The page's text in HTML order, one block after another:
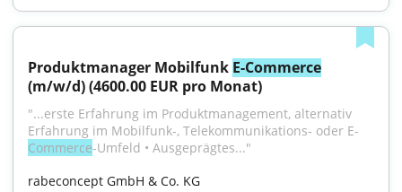
Produktmanager Mobilfunk E-Commerce
(m/w/d) (4600.00 EUR pro Monat)
"...erste Erfahrung im Produktmanagement, alternativ
Erfahrung im Mobilfunk-, Telekommunikations- oder E-
Commerce-Umfeld • Ausgeprägtes..."
rabeconcept GmbH & Co. KG